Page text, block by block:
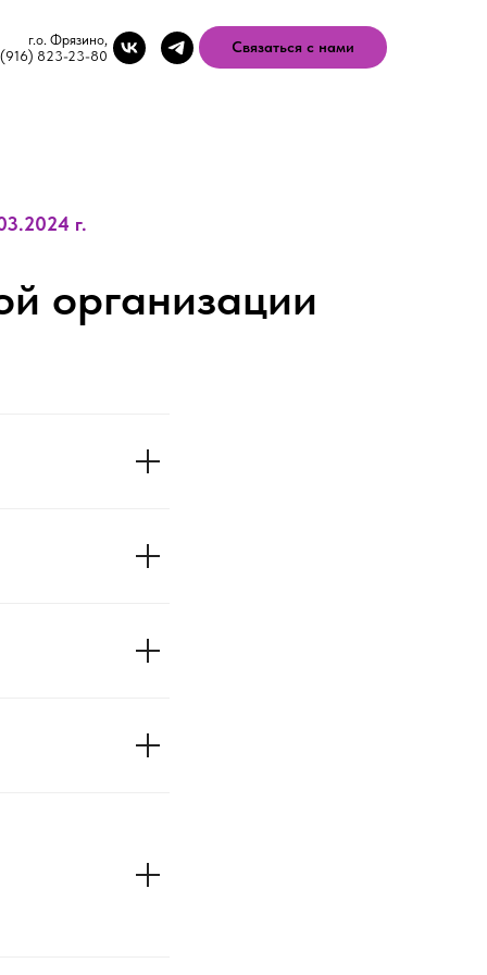
г.о. Фрязино,
823-23-80
Связаться с нами
г.
организации